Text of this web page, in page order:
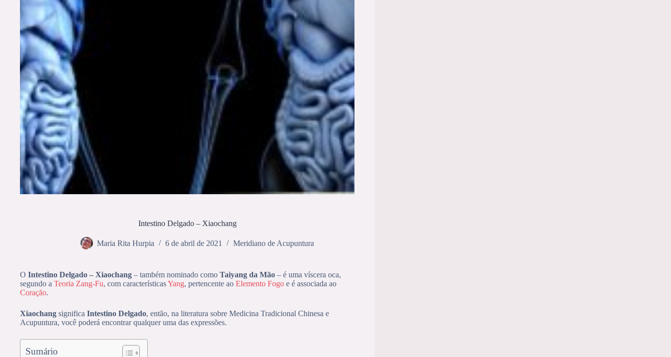
Intestino Delgado – Xiaochang
Maria Rita Hurpia 6 de abril de 2021 Meridiano de Acupuntura
O Intestino Delgado – Xiaochang – também nominado como Taiyang da Mão – é uma víscera oca,
segundo a Teoria Zang-Fu, com característicasYang, pertencente ao Elemento Fogo e é associada ao
Coração.
Xiaochang significa Intestino Delgado, então, na literatura sobre Medicina Tradicional Chinesa e
Acupuntura, você poderá encontrar qualquer uma das expressões.
Sumário